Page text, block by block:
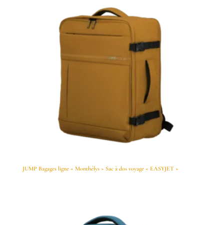
JUMP Bagages ligne « Monthélys » Sac à dos voyage « EASYJET »